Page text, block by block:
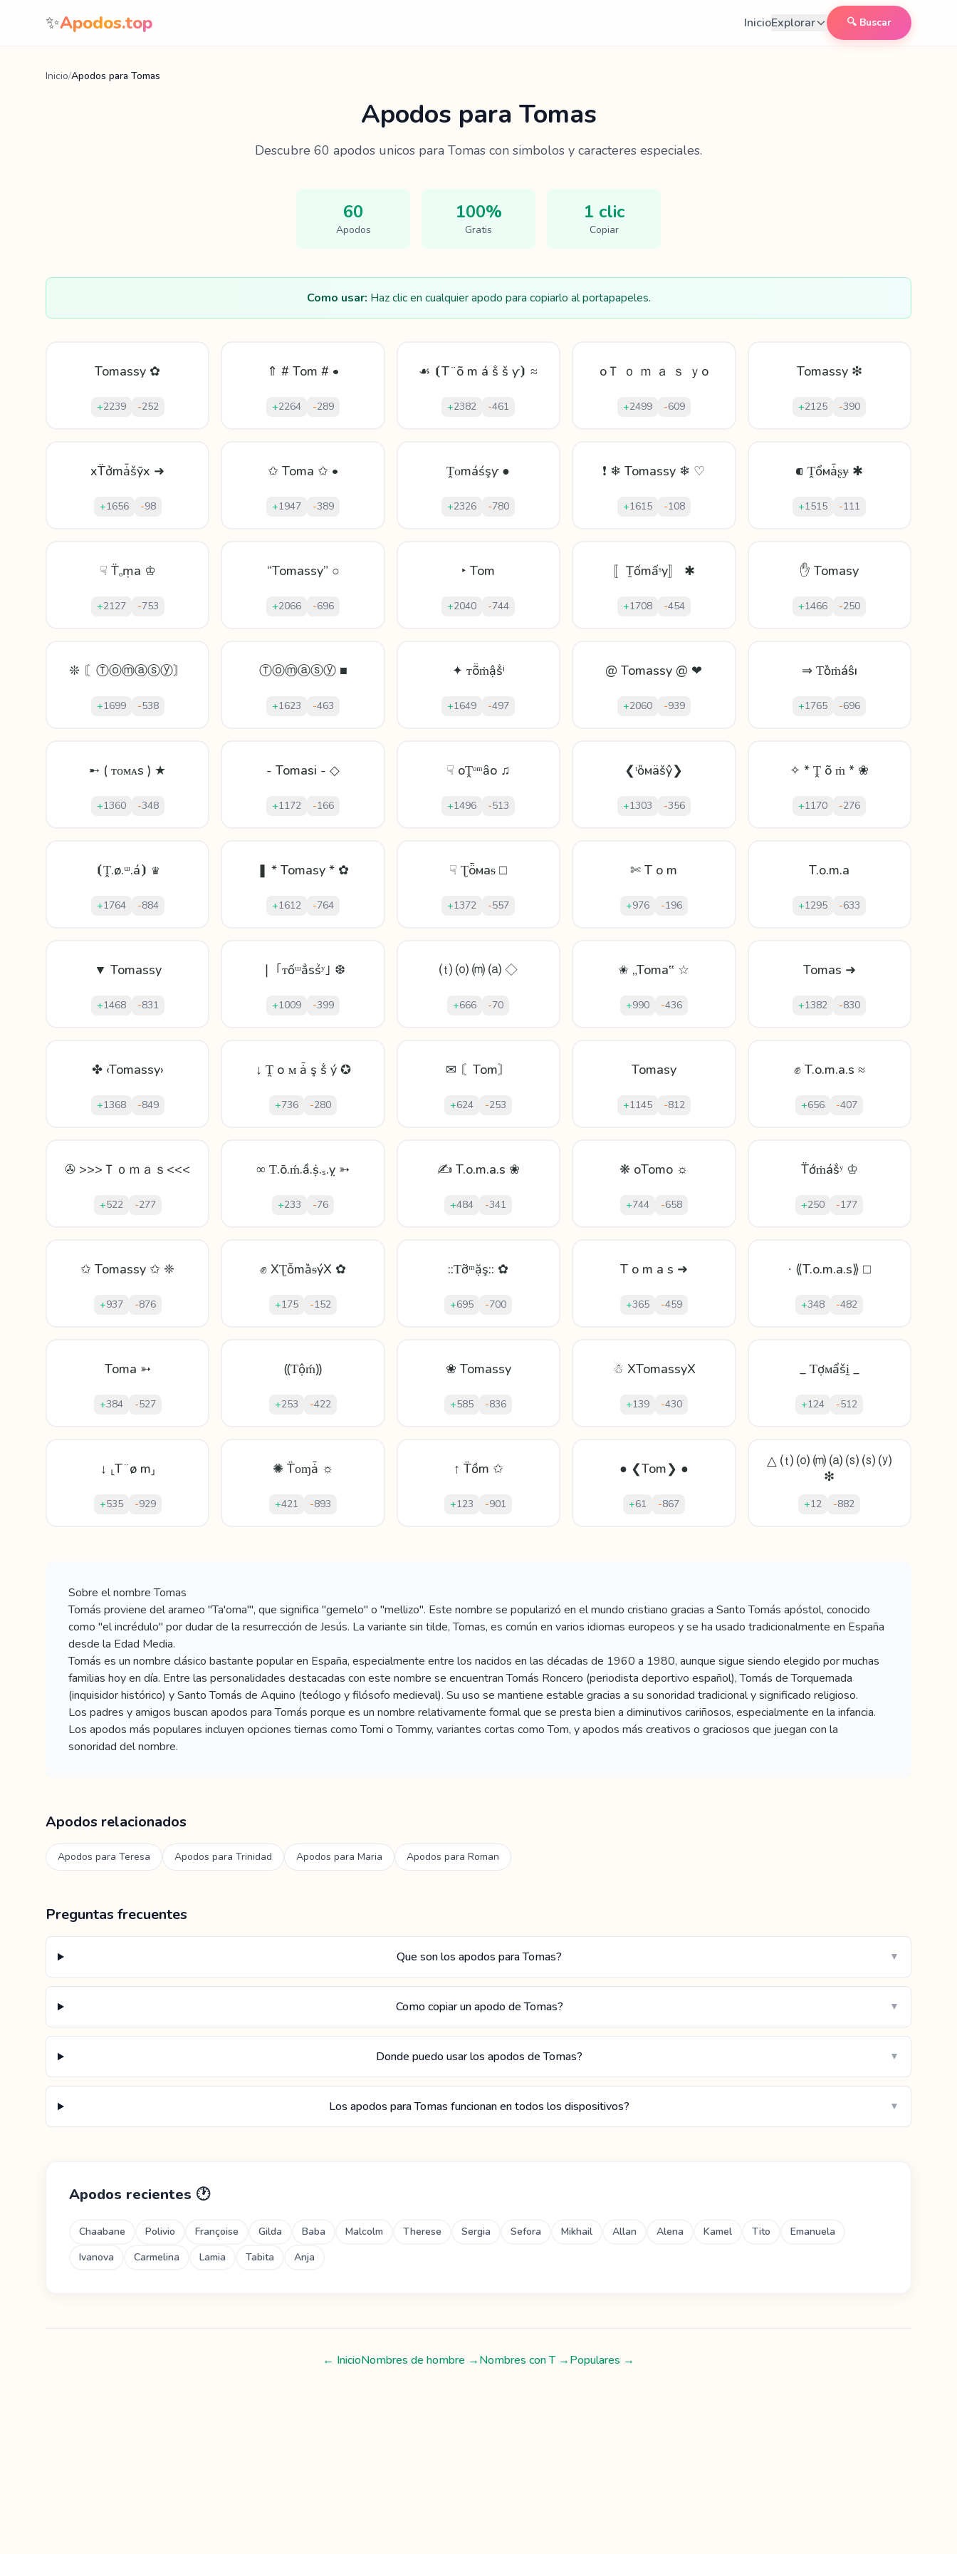
Saltar al contenido
✨Apodos.top InicioExplorar 🔍 Buscar
Inicio/Apodos para Tomas
Apodos para Tomas
Descubre 60 apodos unicos para Tomas con simbolos y caracteres especiales.
60
Apodos
100%
Gratis
1 clic
Copiar
Como usar: Haz clic en cualquier apodo para copiarlo al portapapeles.
Tomassy ✿
+2239 -252
⇑ # Tom # •
+2264 -289
☙ ⦗T ̈ õ m á ṧ š ƴ⦘ ≈
+2382 -461
oＴ ｏ ｍ ａ ｓ ｙo
+2499 -609
Tomassy ❇
+2125 -390
xT̈ởmǡšȳx ➜
+1656 -98
✩ Toma ✩ •
+1947 -389
Ṱοmáśşƴ ●
+2326 -780
❗ ❄ Tomassy ❄ ♡
+1615 -108
⁌ Ṱổмǡʂɏ ✱
+1515 -111
☟ T̈ₒṃа ♔
+2127 -753
“Tomassy” ○
+2066 -696
‣ Tom
+2040 -744
〚Ṯốmấˢy〛 ✱
+1708 -454
✋ Tomasy
+1466 -250
❊ 〘Ⓣⓞⓜⓐⓢⓨ〙
+1699 -538
Ⓣⓞⓜⓐⓢⓨ ■
+1623 -463
✦ ᴛṏṁậṧⁱ
+1649 -497
@ Tomassy @ ❤
+2060 -939
⇒ Ƭȍṁáŝı
+1765 -696
➸ ( ᴛᴏᴍᴀs ) ★
+1360 -348
- Tomasi - ◇
+1172 -166
☟ oṰᵒᵐȃo ♫
+1496 -513
❮ᵗȍмäšŷ❯
+1303 -356
✧ * Ṱ õ ṁ * ❀
+1170 -276
⦗Ṱ.ø.ᵚ.á⦘ ♛
+1764 -884
❚ * Tomasy * ✿
+1612 -764
☟ Ʈȫмaᵴ □
+1372 -557
✄ T o m
+976 -196
T.o.m.a
+1295 -633
▼ Tomassy
+1468 -831
❘ ｢ᴛốᵚẳѕṥʸ｣ ❆
+1009 -399
⒯ ⒪ ⒨ ⒜ ◇
+666 -70
✬ „Toma‟ ☆
+990 -436
Tomas ➜
+1382 -830
✤ ‹Tomassy›
+1368 -849
↓ Ṱ о ᴍ ǡ ş ṧ ý ✪
+736 -280
✉ 〘Tom〙
+624 -253
Tomasy
+1145 -812
✊ T.o.m.a.s ≈
+656 -407
✇ >>>Ｔｏｍａｓ<<<
+522 -277
∞ Ƭ.ō.ḿ.ầ.ṩ.ₛ.ỵ ➳
+233 -76
✍ T.o.m.a.s ❀
+484 -341
❋ oTomo ☼
+744 -658
T̈ớṁáṧʸ ♔
+250 -177
✩ Tomassy ✩ ❈
+937 -876
✊ XƮỗmȁᵴýX ✿
+175 -152
::Ƭỡᵐặş:: ✿
+695 -700
T o m a s ➜
+365 -459
∙ ⟪T.o.m.a.s⟫ □
+348 -482
Toma ➳
+384 -527
⸨Ƭộḿ⸩
+253 -422
❀ Tomassy
+585 -836
☃ XTomassyX
+139 -430
_ Ƭợᴍẩšḭ _
+124 -512
↓ ⸤T ̈ ø m⸥
+535 -929
✺ T̈οɱǡ ☼
+421 -893
↑ T̈ồm ✩
+123 -901
● ❮Tom❯ ●
+61 -867
△ ⒯ ⒪ ⒨ ⒜ ⒮ ⒮ ⒴
❇
+12 -882
Sobre el nombreTomas
Tomás proviene del arameo "Ta'oma'", que significa "gemelo" o "mellizo". Este nombre se popularizó en el mundo cristiano gracias a Santo Tomás apóstol, conocido
como "el incrédulo" por dudar de la resurrección de Jesús. La variante sin tilde, Tomas, es común en varios idiomas europeos y se ha usado tradicionalmente en España
desde la Edad Media.
Tomás es un nombre clásico bastante popular en España, especialmente entre los nacidos en las décadas de 1960 a 1980, aunque sigue siendo elegido por muchas
familias hoy en día. Entre las personalidades destacadas con este nombre se encuentran Tomás Roncero (periodista deportivo español), Tomás de Torquemada
(inquisidor histórico) y Santo Tomás de Aquino (teólogo y filósofo medieval). Su uso se mantiene estable gracias a su sonoridad tradicional y significado religioso.
Los padres y amigos buscan apodos para Tomás porque es un nombre relativamente formal que se presta bien a diminutivos cariñosos, especialmente en la infancia.
Los apodos más populares incluyen opciones tiernas como Tomi o Tommy, variantes cortas como Tom, y apodos más creativos o graciosos que juegan con la
sonoridad del nombre.
Apodos relacionados
Apodos para Teresa Apodos para Trinidad Apodos para Maria Apodos para Roman
Preguntas frecuentes
Que son los apodos para Tomas? ▼
Como copiar un apodo de Tomas? ▼
Donde puedo usar los apodos de Tomas? ▼
Los apodos para Tomas funcionan en todos los dispositivos? ▼
Apodos recientes 🕐
Chaabane Polivio Françoise Gilda Baba Malcolm Therese Sergia Sefora Mikhail Allan Alena Kamel Tito
Emanuela
Ivanova
Carmelina Lamia Tabita Anja
← InicioNombres de hombre →Nombres conT→Populares →